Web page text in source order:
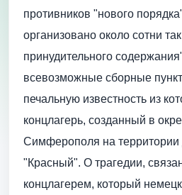
противников "нового
организовано около сотни
принудительного
всевозможные сборные
печальную известность из
концлагерь, созданный в
Симферополя на территории
"Красный". О трагедии,
концлагерем, который